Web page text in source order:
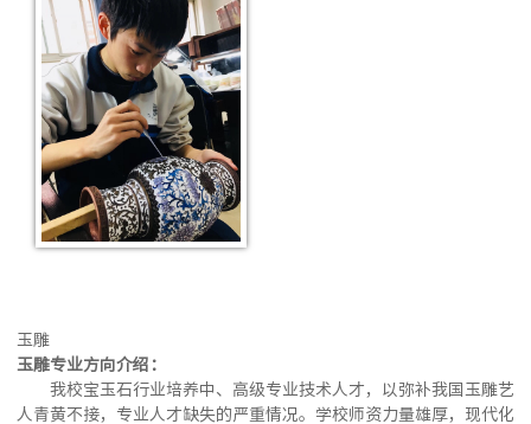
玉雕
玉雕专业方向介绍：
我校宝玉石行业培养中、高级专业技术人才，以弥补我国玉雕艺
人青黄不接，专业人才缺失的严重情况。学校师资力量雄厚，现代化